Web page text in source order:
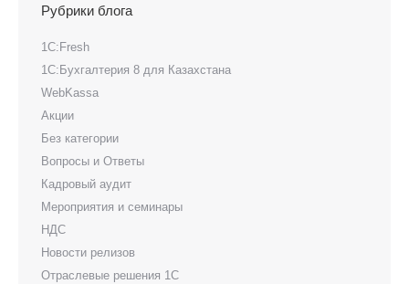
Рубрики блога
1С:Fresh
1С:Бухгалтерия 8 для Казахстана
WebKassa
Акции
Без категории
Вопросы и Ответы
Кадровый аудит
Мероприятия и семинары
НДС
Новости релизов
Отраслевые решения 1С